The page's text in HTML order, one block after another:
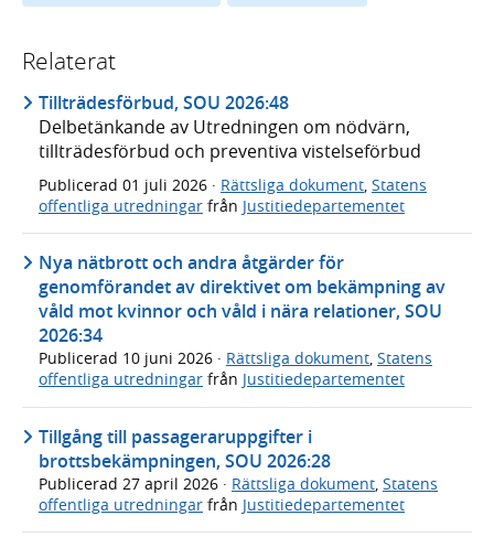
Relaterat
Tillträdesförbud, SOU 2026:48
Delbetänkande av Utredningen om nödvärn,
tillträdesförbud och preventiva vistelseförbud
Publicerad 01 juli 2026 · Rättsliga dokument Statens
offentliga utredningar från Justitiedepartementet
Nya nätbrott och andra åtgärder för
genomförandet av direktivet om bekämpning av
våld mot kvinnor och våld i nära relationer, SOU
2026:34
Publicerad 10 juni 2026 · Rättsliga dokument, Statens
offentliga utredningar från Justitiedepartementet
Tillgång till passageraruppgifter i
brottsbekämpningen, SOU 2026:28
Publicerad 27 april 2026 · Rättsliga dokument, Statens
offentliga utredningar från Justitiedepartementet